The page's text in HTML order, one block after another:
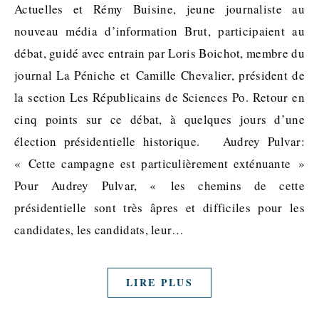
Actuelles et Rémy Buisine, jeune journaliste au
nouveau média d’information Brut, participaient au
débat, guidé avec entrain par Loris Boichot, membre du
journal La Péniche et Camille Chevalier, président de
la section Les Républicains de Sciences Po. Retour en
cinq points sur ce débat, à quelques jours d’une
élection présidentielle historique. Audrey Pulvar:
« Cette campagne est particulièrement exténuante »
Pour Audrey Pulvar, « les chemins de cette
présidentielle sont très âpres et difficiles pour les
candidates, les candidats, leur…
LIRE PLUS